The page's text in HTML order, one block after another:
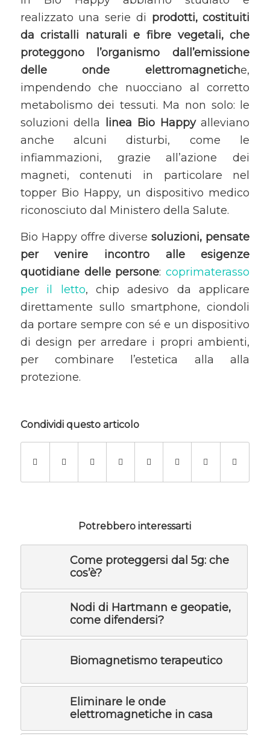
realizzato una serie di prodotti, costituiti
da cristalli naturali e fibre vegetali, che
proteggono l’organismo dall’emissione
delle onde elettromagnetiche,
impendendo che nuocciano al corretto
metabolismo dei tessuti. Ma non solo: le
soluzioni della linea Bio Happyalleviano
anche alcuni disturbi, come le
infiammazioni, grazie all’azione dei
magneti, contenuti in particolare nel
topper Bio Happy, un dispositivo medico
riconosciuto dal Ministero della Salute.
Bio Happy offre diversesoluzioni, pensate
per venire incontro alle esigenze
quotidiane delle persone:coprimaterasso
per il letto, chip adesivo da applicare
direttamente sullo smartphone, ciondoli
da portare sempre con sé e un dispositivo
di design per arredare i propri ambienti,
per combinare l’estetica alla alla
protezione.
Condividi questo articolo
Potrebbero interessarti
Come proteggersi dal 5g: che
cos’è?
Nodi di Hartmann e geopatie,
come difendersi?
Biomagnetismo terapeutico
Eliminare le onde
elettromagnetiche in casa